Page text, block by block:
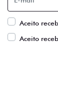
Aceito
Aceito